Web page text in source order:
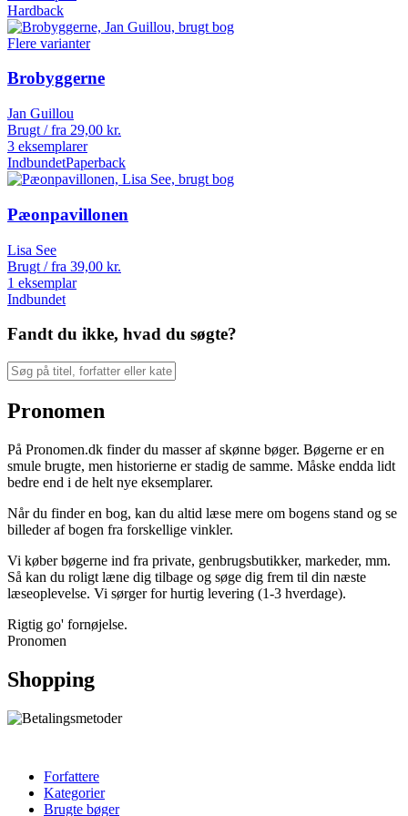
Hardback
Flere varianter
Brobyggerne
Jan Guillou
Brugt / fra 29,00 kr.
3 eksemplarer
IndbundetPaperback
Pæonpavillonen
Lisa See
Brugt / fra 39,00 kr.
1 eksemplar
Indbundet
Fandt du ikke, hvad du søgte?
Pronomen
På Pronomen.dk finder du masser af skønne bøger. Bøgerne er en
smule brugte, men historierne er stadig de samme. Måske endda lidt
bedre end i de helt nye eksemplarer.
Når du finder en bog, kan du altid læse mere om bogens stand og se
billeder af bogen fra forskellige vinkler.
Vi køber bøgerne ind fra private, genbrugsbutikker, markeder, mm.
Så kan du roligt læne dig tilbage og søge dig frem til din næste
læseoplevelse. Vi sørger for hurtig levering (1-3 hverdage).
Rigtig go' fornøjelse.
Pronomen
Shopping
Forfattere
Kategorier
Brugte bøger